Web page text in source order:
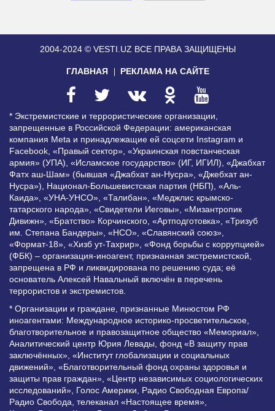
2004-2024 © VESTI.UZ ВСЕ ПРАВА ЗАЩИЩЕНЫ
ГЛАВНАЯ РЕКЛАМА НА САЙТЕ
* Экстремистские и террористические организации,
запрещенные в Российской Федерации: американская
компания Meta и принадлежащие ей соцсети Instagram и
Facebook, «Правый сектор», «Украинская повстанческая
армия» (УПА), «Исламское государство» (ИГ, ИГИЛ), «Джабхат
Фатх аш-Шам» (бывшая «Джабхат ан-Нусра», «Джебхат ан-
Нусра»), Национал-Большевистская партия (НБП), «Аль-
Каида», «УНА-УНСО», «Талибан», «Меджлис крымско-
татарского народа», «Свидетели Иеговы», «Мизантропик
Дивижн», «Братство» Корчинского, «Артподготовка», «Тризуб
им. Степана Бандеры», «НСО», «Славянский союз»,
«Формат-18», «Хизб ут-Тахрир», «Фонд борьбы с коррупцией»
(ФБК) – организация-иноагент, признанная экстремистской,
запрещена в РФ и ликвидирована по решению суда; её
основатель Алексей Навальный включён в перечень
террористов и экстремистов.
* Организации и граждане, признанные Минюстом РФ
иноагентами: Международное историко-просветительское,
благотворительное и правозащитное общество «Мемориал»,
Аналитический центр Юрия Левады, фонд «В защиту прав
заключённых», «Институт глобализации и социальных
движений», «Благотворительный фонд охраны здоровья и
защиты прав граждан», «Центр независимых социологических
исследований», Голос Америки, Радио Свободная Европа/
Радио Свобода, телеканал «Настоящее время»,